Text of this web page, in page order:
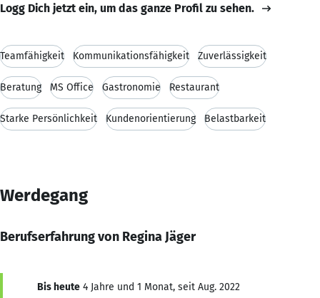
Logg Dich jetzt ein, um das ganze Profil zu sehen.
Teamfähigkeit Kommunikationsfähigkeit Zuverlässigkeit
Beratung MS Office Gastronomie Restaurant
Starke Persönlichkeit Kundenorientierung Belastbarkeit
Werdegang
Berufserfahrung von Regina Jäger
Bis heute 4 Jahre und 1 Monat, seit Aug. 2022